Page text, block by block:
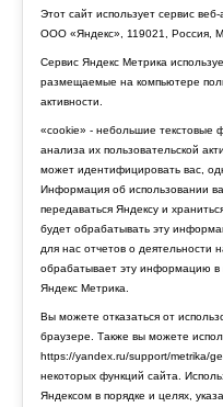
Этот сайт использует сервис
ООО «Яндекс», 119021, Россия,
Сервис Яндекс Метрика
размещаемые на компьютере
активности.
«cookie» - небольшие
анализа их пользовательской
может идентифицировать вас,
Информация об использовании
передаваться Яндексу и
будет обрабатывать эту
для нас отчетов о деятельности
обрабатывает эту информацию в
Яндекс Метрика.
Вы можете отказаться от
браузере. Также вы можете
https://yandex.ru/support/metrika/
некоторых функций сайта.
Яндексом в порядке и целях,